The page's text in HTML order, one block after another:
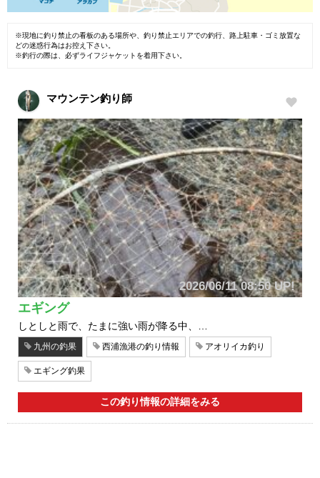
※現地に釣り禁止の看板のある場所や、釣り禁止エリアでの釣行、路上駐車・ゴミ放置な
どの迷惑行為はお控え下さい。
※釣行の際は、必ずライフジャケットを着用下さい。
マウンテン釣り師
2026/06/11 08:50 UP!
エギング
しとしと雨で、たまに強い雨が降る中、…
九州の釣果 西浦漁港の釣り情報 アオリイカ釣り
エギング釣果
この釣り情報の詳細をみる